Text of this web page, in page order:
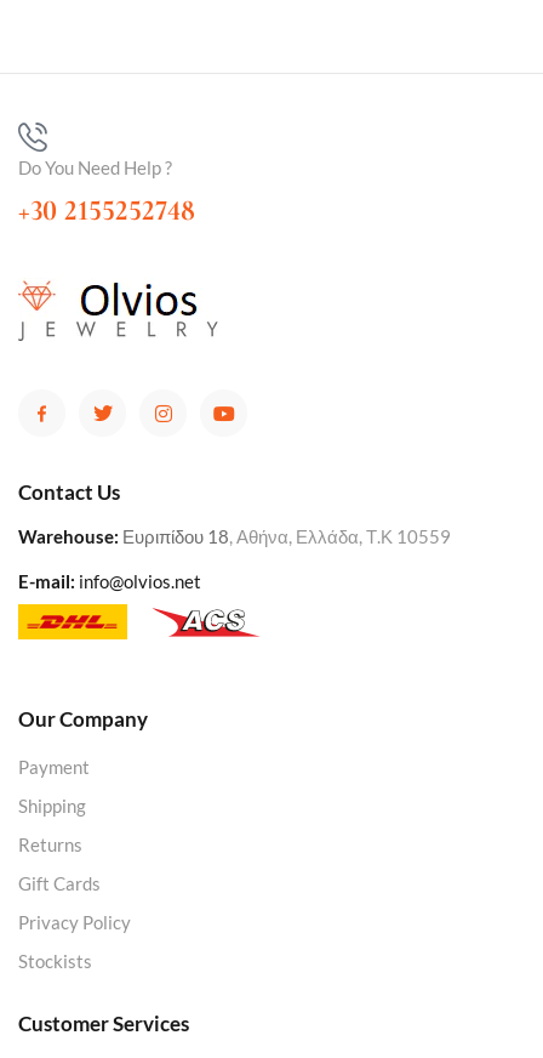
Do You Need Help ?
+30 2155252748
Contact Us
Warehouse: Ευριπίδου 18, Αθήνα, Ελλάδα, Τ.Κ 10559
E-mail: info@olvios.net
Our Company
Payment
Shipping
Returns
Gift Cards
Privacy Policy
Stockists
Customer Services